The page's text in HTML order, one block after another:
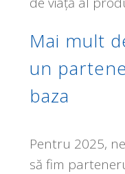
Mai mult
un
baza
Pentru 2025,
să fim